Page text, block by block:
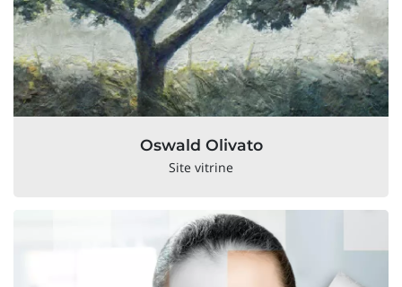
Oswald Olivato
Site vitrine